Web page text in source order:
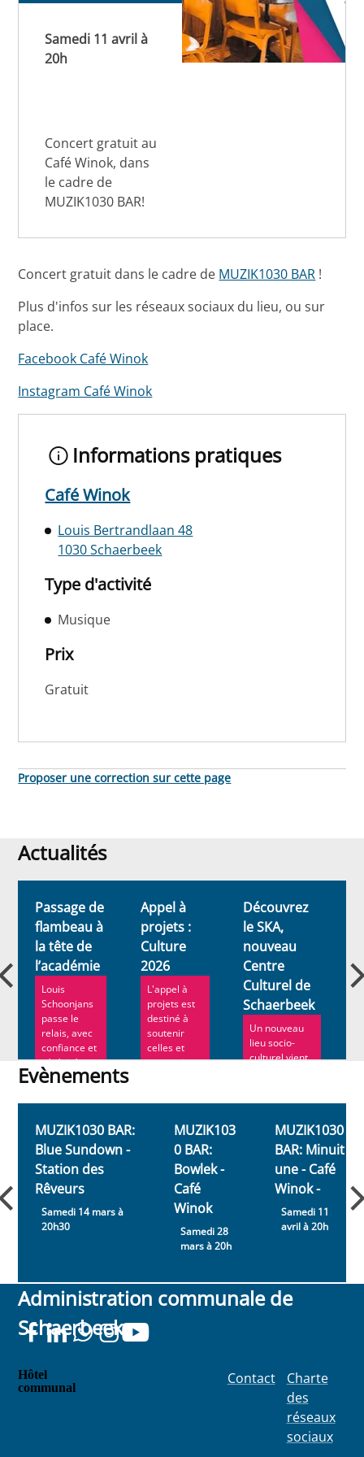
Samedi 11 avril à
20h
Concert gratuit au
Café Winok, dans
le cadre de
MUZIK1030 BAR!
Concert gratuit dans le cadre de MUZIK1030 BAR !
Plus d'infos sur les réseaux sociaux du lieu, ou sur
place.
Facebook Café Winok
Instagram Café Winok
Informations pratiques
Café Winok
Louis Bertrandlaan 48
1030 Schaerbeek
Type d'activité
Musique
Prix
Gratuit
Proposer une correction sur cette page
Actualités
Actualités
Passage de
flambeau à
la tête de
l’académie
Louis
Schoonjans
passe le
relais, avec
confiance et
sérénité.
Ann Roe ...
Appel à
projets :
Culture
2026
L'appel à
projets est
destiné à
soutenir
celles et
ceux qui
Découvrez
le SKA,
nouveau
Centre
Culturel de
Schaerbeek
Un nouveau
lieu socio-
culturel vient
Schaerbeek....
Evènements
Evènements
MUZIK1030 BAR:
Blue Sundown -
Station des
Rêveurs
Samedi 14 mars à
20h30
MUZIK103
0 BAR:
Bowlek -
Café
Winok
Samedi 28
mars à 20h
MUZIK1030
BAR: Minuit
une - Café
Winok -
Samedi 11
avril à 20h
Administration communale de
Schaerbeek
Hôtel
communal
Contact
Charte
des
réseaux
sociaux